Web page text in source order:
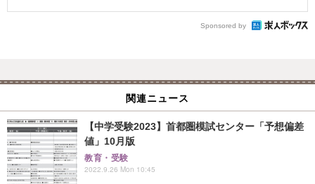
Sponsored by
関連ニュース
【中学受験2023】首都圏模試センター「予想偏差
値」10月版
教育・受験
2022.9.26 Mon 10:45